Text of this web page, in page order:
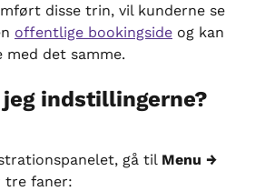
disse trin, vil kunderne se
offentlige bookingside og kan
med det samme.
indstillingerne?
gå til Menu →
tre faner: